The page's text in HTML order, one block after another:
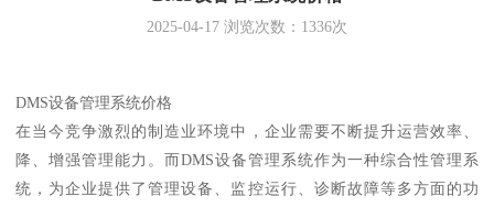
2025-04-17 浏览次数： 1336次
DMS设备管理系统价格
在当今竞争激烈的制造业环境中，企业需要不断提升运营效率、
降、增强管理能力。而DMS设备管理系统作为一种综合性管理系
统，为企业提供了管理设备、监控运行、诊断故障等多方面的功